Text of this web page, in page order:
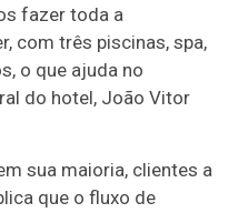
fazer toda a
com três piscinas, spa,
o que ajuda no
do hotel, João Vitor
sua maioria, clientes a
que o fluxo de